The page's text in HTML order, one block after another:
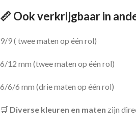
📏 Ook verkrijgbaar in
9/9 ( twee maten op één rol)
6/12 mm (twee maten op één rol)
6/6/6 mm (drie maten op één rol)
🛒 Diverse kleuren en maten zijn